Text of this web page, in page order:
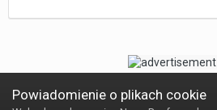
Powiadomienie o plikach cookie